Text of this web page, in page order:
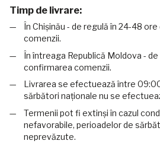
Timp de livrare:
În Chișinău - de regulă în 24-48
comenzii.
În întreaga Republică Moldova -
confirmarea comenzii.
Livrarea se efectuează între
sărbători naționale nu se
Termenii pot fi extinși în cazul
nefavorabile, perioadelor de
neprevăzute.